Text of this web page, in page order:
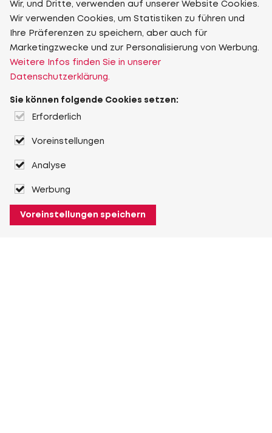
Wir, und Dritte, verwenden auf unserer Website Cookies.
Wir verwenden Cookies, um Statistiken zu führen und
Ihre Präferenzen zu speichern, aber auch für
Marketingzwecke und zur Personalisierung von Werbung.
Weitere Infos finden Sie in unserer
Datenschutzerklärung.
Sie können folgende Cookies setzen:
Erforderlich
Voreinstellungen
Analyse
Werbung
Voreinstellungen speichern